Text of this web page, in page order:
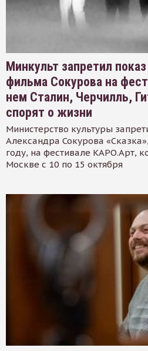
Минкульт запретил
фильма Сокурова на
нем Сталин, Черчилль,
спорят о жизни
Министерство культуры
Александра Сокурова
году, на фестивале КАРО.Арт,
Москве с 10 по 15 октября